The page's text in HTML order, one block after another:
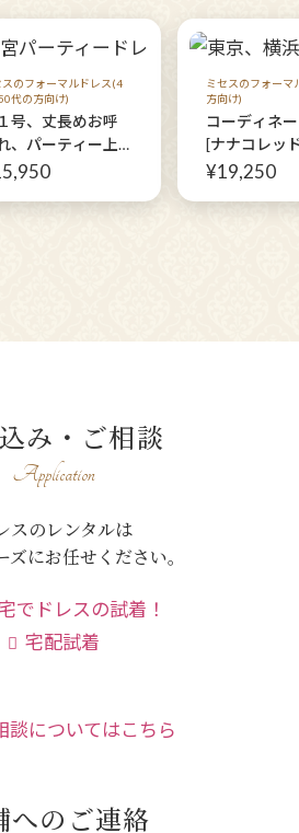
スのフォーマルドレス(4
代の方向け)
号、丈長めお呼
、パーティー上
美しいミセスの
ミセスのフォー
方向け)
コーディネ
[ナナコレッ
ラ]
¥19,250
み・ご相談
Application
スのレンタルは
ズにお任せください。
宅配試着
談についてはこちら
へのご連絡